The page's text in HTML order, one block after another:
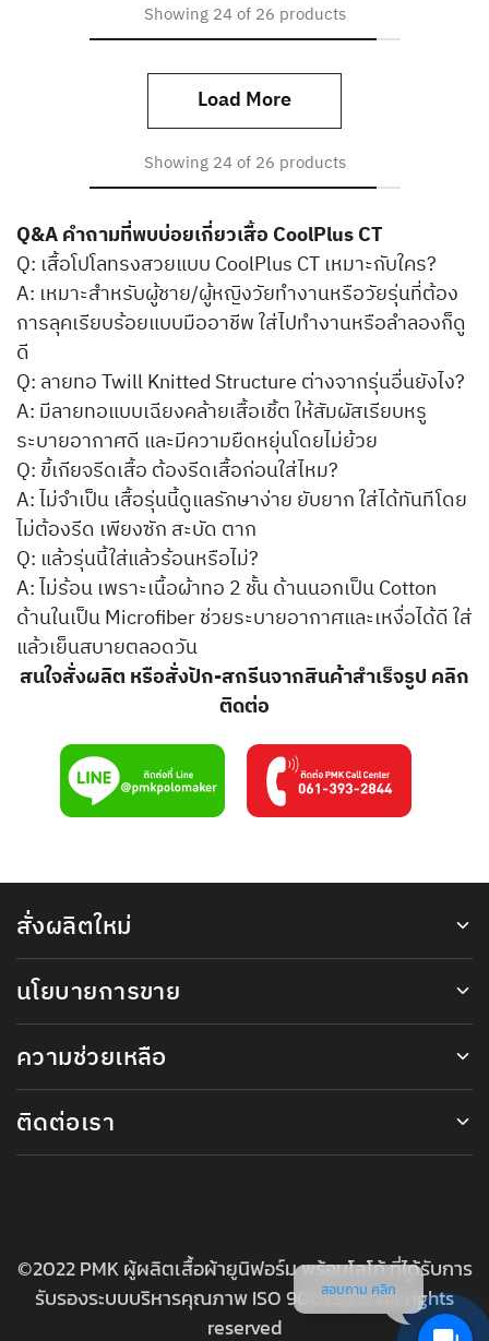
Showing24of 26 products
Load More
Showing24of 26 products
Q&A คำถามที่พบบ่อยเกี่ยวเสื้อ CoolPlus CT
Q: เสื้อโปโลทรงสวยแบบ CoolPlus CT เหมาะกับใคร?
A: เหมาะสำหรับผู้ชาย/ผู้หญิงวัยทำงานหรือวัยรุ่นที่ต้อง
การลุคเรียบร้อยแบบมืออาชีพ ใส่ไปทำงานหรือลำลองก็ดู
ดี
Q: ลายทอ Twill Knitted Structure ต่างจากรุ่นอื่นยังไง?
A: มีลายทอแบบเฉียงคล้ายเสื้อเชิ้ต ให้สัมผัสเรียบหรู
ระบายอากาศดี และมีความยืดหยุ่นโดยไม่ย้วย
Q: ขี้เกียจรีดเสื้อ ต้องรีดเสื้อก่อนใส่ไหม?
A: ไม่จำเป็น เสื้อรุ่นนี้ดูแลรักษาง่าย ยับยาก ใส่ได้ทันทีโดย
ไม่ต้องรีด เพียงซัก สะบัด ตาก
Q: แล้วรุ่นนี้ใส่แล้วร้อนหรือไม่?
A: ไม่ร้อน เพราะเนื้อผ้าทอ 2 ชั้น ด้านนอกเป็น Cotton
ด้านในเป็น Microfiber ช่วยระบายอากาศและเหงื่อได้ดี ใส่
แล้วเย็นสบายตลอดวัน
สนใจสั่งผลิต หรือสั่งปัก-สกรีนจากสินค้าสำเร็จรูป คลิก
ติดต่อ
สั่งผลิตใหม่
นโยบายการขาย
ความช่วยเหลือ
ติดต่อเรา
©2022 PMK ผู้ผลิตเสื้อผ้ายูนิฟอร์ม พร้อมโลโก้ ที่ได้รับการ
รับรองระบบบริหารคุณภาพ ISO 9001:2015 All rights
reserved
สอบถาม คลิก